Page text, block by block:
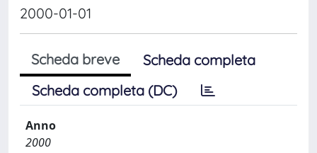
2000-01-01
Scheda breve
Scheda completa
Scheda completa (DC)
Anno
2000